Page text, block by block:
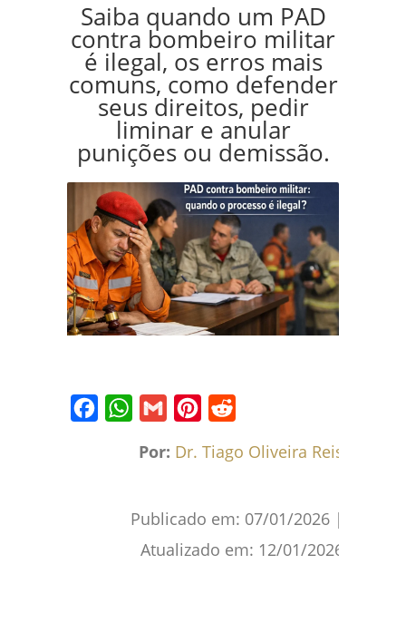
Saiba quando um PAD
contra bombeiro militar
é ilegal, os erros mais
comuns, como defender
seus direitos, pedir
liminar e anular
punições ou demissão.
Por: Dr. Tiago Oliveira Reis
Publicado em: 07/01/2026 |
Atualizado em: 12/01/2026